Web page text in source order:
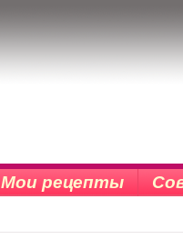
Мои рецепты